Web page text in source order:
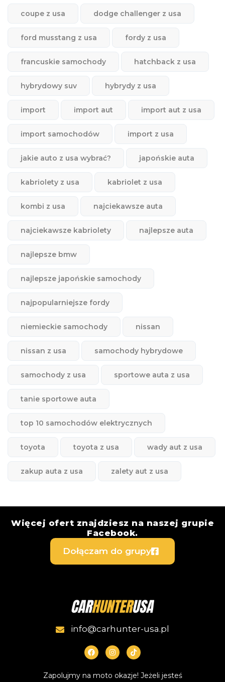
coupe z usa dodge challenger z usa
ford musstang z usa fordy z usa
francuskie samochody hatchback z usa
hybrydowy suv hybrydy z usa
import import aut import aut z usa
import samochodów import z usa
jakie auto z usa wybrać? japońskie auta
kabriolety z usa kabriolet z usa
kombi z usa najciekawsze auta
najciekawsze kabriolety najlepsze auta
najlepsze bmw
najlepsze japońskie samochody
najpopularniejsze fordy
niemieckie samochody nissan
nissan z usa samochody hybrydowe
samochody z usa sportowe auta z usa
tanie sportowe auta
top 10 samochodów elektrycznych
toyota toyota z usa wady aut z usa
zakup auta z usa zalety aut z usa
Więcej ofert znajdziesz na naszej grupie
Facebook.
Dołączam do grupy
info@carhunter-usa.pl
Zapolujmy na moto okazje! Jeżeli jesteś